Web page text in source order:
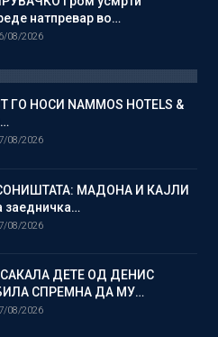
натпревар во…
08/2026
ГО НОСИ NAMMOS HOTELS &
08/2026
МАДОНА И КАЈЛИ
08/2026
ДЕТЕ ОД ДЕНИС
СПРЕМНА ДА МУ…
08/2026